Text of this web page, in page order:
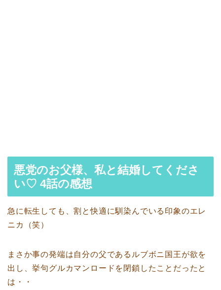
悪党のお父様、私と結婚してくださ
い♡ 4話の感想
急に転生しても、割と快適に馴染んでいる印象のエレ
ニカ（笑）
まさか事の発端は自分の父であるルブボニ国王が欲を
出し、挙句グルカマンロードを閉鎖したことだったと
は・・